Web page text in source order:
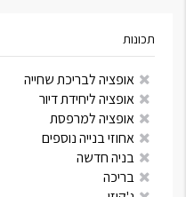
תכונות
אופציה לבריכת שחייה
אופציה ליחידת דיור
אופציה למרפסת
אחוזי בנייה נוספים
בניה חדשה
בריכה